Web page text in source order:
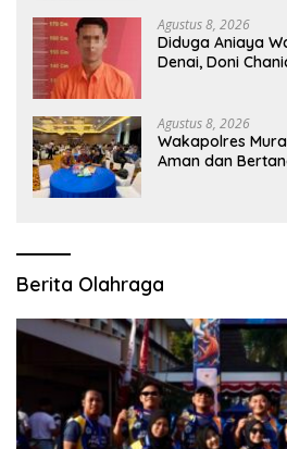
Agustus 8, 2026
Diduga Aniaya
Denai, Doni
Agustus 8, 2026
Wakapolres
Aman dan
Berita Olahraga